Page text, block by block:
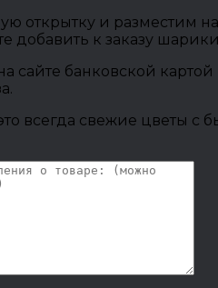
открытку и разместим
добавить к заказу
сайте банковской
всегда свежие цветы